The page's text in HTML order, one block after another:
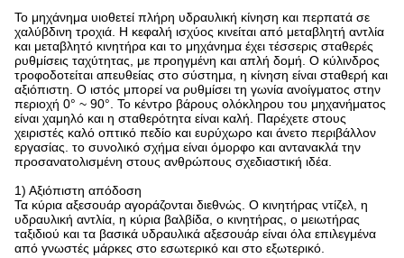
Το μηχάνημα υιοθετεί πλήρη υδραυλική κίνηση και περπατά σε
χαλύβδινη τροχιά. Η κεφαλή ισχύος κινείται από μεταβλητή αντλία
και μεταβλητό κινητήρα και το μηχάνημα έχει τέσσερις σταθερές
ρυθμίσεις ταχύτητας, με προηγμένη και απλή δομή. Ο κύλινδρος
τροφοδοτείται απευθείας στο σύστημα, η κίνηση είναι σταθερή και
αξιόπιστη. Ο ιστός μπορεί να ρυθμίσει τη γωνία ανοίγματος στην
περιοχή 0° ~ 90°. Το κέντρο βάρους ολόκληρου του μηχανήματος
είναι χαμηλό και η σταθερότητα είναι καλή. Παρέχετε στους
χειριστές καλό οπτικό πεδίο και ευρύχωρο και άνετο περιβάλλον
εργασίας. το συνολικό σχήμα είναι όμορφο και αντανακλά την
προσανατολισμένη στους ανθρώπους σχεδιαστική ιδέα.
1) Αξιόπιστη απόδοση
Τα κύρια αξεσουάρ αγοράζονται διεθνώς. Ο κινητήρας ντίζελ, η
υδραυλική αντλία, η κύρια βαλβίδα, ο κινητήρας, ο μειωτήρας
ταξιδιού και τα βασικά υδραυλικά αξεσουάρ είναι όλα επιλεγμένα
από γνωστές μάρκες στο εσωτερικό και στο εξωτερικό.